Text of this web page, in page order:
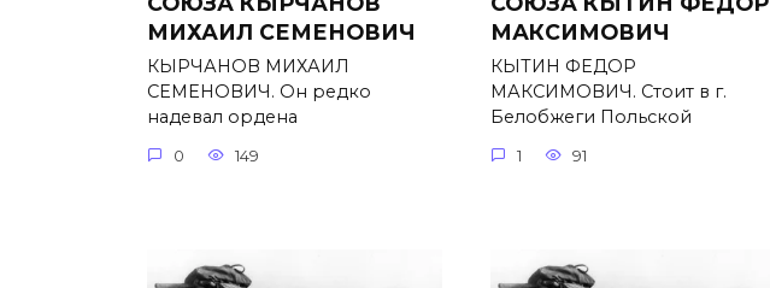
МИХАИЛ СЕМЕНОВИЧ
КЫРЧАНОВ МИХАИЛ
СЕМЕНОВИЧ. Он редко
надевал ордена
0 149
МАКСИМОВИЧ
КЫТИН ФЕДОР
МАКСИМОВИЧ. Стоит в г.
Белобжеги Польской
1 91